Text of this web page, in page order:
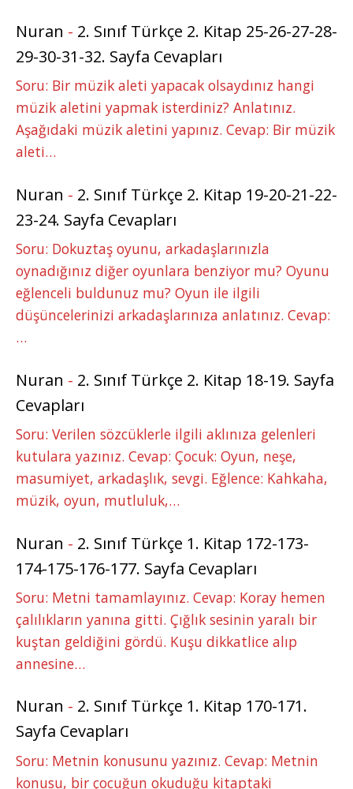
Nuran - 2. Sınıf Türkçe 2. Kitap 25-26-27-28-
29-30-31-32. Sayfa Cevapları
Soru: Bir müzik aleti yapacak olsaydınız hangi
müzik aletini yapmak isterdiniz? Anlatınız.
Aşağıdaki müzik aletini yapınız. Cevap: Bir müzik
aleti…
Nuran - 2. Sınıf Türkçe 2. Kitap 19-20-21-22-
23-24. Sayfa Cevapları
Soru: Dokuztaş oyunu, arkadaşlarınızla
oynadığınız diğer oyunlara benziyor mu? Oyunu
eğlenceli buldunuz mu? Oyun ile ilgili
düşüncelerinizi arkadaşlarınıza anlatınız. Cevap:
…
Nuran - 2. Sınıf Türkçe 2. Kitap 18-19. Sayfa
Cevapları
Soru: Verilen sözcüklerle ilgili aklınıza gelenleri
kutulara yazınız. Cevap: Çocuk: Oyun, neşe,
masumiyet, arkadaşlık, sevgi. Eğlence: Kahkaha,
müzik, oyun, mutluluk,…
Nuran - 2. Sınıf Türkçe 1. Kitap 172-173-
174-175-176-177. Sayfa Cevapları
Soru: Metni tamamlayınız. Cevap: Koray hemen
çalılıkların yanına gitti. Çığlık sesinin yaralı bir
kuştan geldiğini gördü. Kuşu dikkatlice alıp
annesine…
Nuran - 2. Sınıf Türkçe 1. Kitap 170-171.
Sayfa Cevapları
Soru: Metnin konusunu yazınız. Cevap: Metnin
konusu, bir çocuğun okuduğu kitaptaki